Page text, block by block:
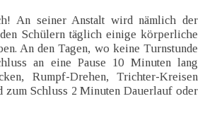
An seiner Anstalt wird nämlich der
Schülern täglich einige körperliche
An den Tagen, wo keine Turnstunde
an eine Pause 10 Minuten lang
Rumpf-Drehen, Trichter-Kreisen
zum Schluss 2 Minuten Dauerlauf oder